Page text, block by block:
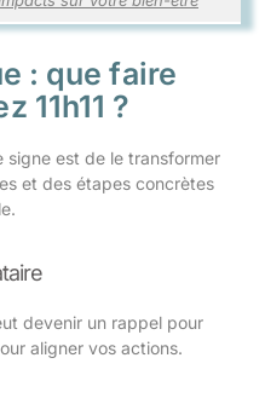
: que faire
11h11 ?
signe est de le transformer
et des étapes concrètes
devenir un rappel pour
aligner vos actions.